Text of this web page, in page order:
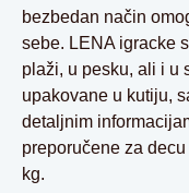
bezbedan način
sebe. LENA igracke
plaži, u pesku, ali i u
upakovane u kutiju,
detaljnim
preporučene za
kg.